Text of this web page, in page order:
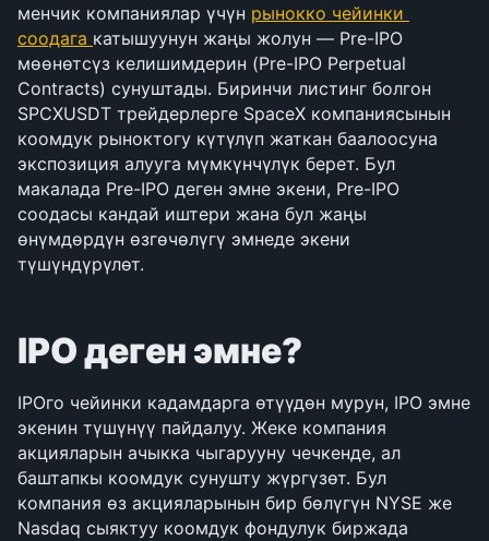
менчик компаниялар үчүн рынокко чейинки
соодага катышуунун жаңы жолун — Pre-IPO
мөөнөтсүз келишимдерин (Pre-IPO Perpetual
Contracts) сунуштады. Биринчи листинг болгон
SPCXUSDT трейдерлерге SpaceX компаниясынын
коомдук рыноктогу күтүлүп жаткан баалоосуна
экспозиция алууга мүмкүнчүлүк берет. Бул
макалада Pre-IPO деген эмне экени, Pre-IPO
соодасы кандай иштери жана бул жаңы
өнүмдөрдүн өзгөчөлүгү эмнеде экени
түшүндүрүлөт.
IPO деген эмне?
IPOго чейинки кадамдарга өтүүдөн мурун, IPO эмне
экенин түшүнүү пайдалуу. Жеке компания
акцияларын ачыкка чыгарууну чечкенде, ал
баштапкы коомдук сунушту жүргүзөт. Бул
компания өз акцияларынын бир бөлүгүн NYSE же
Nasdaq сыяктуу коомдук фондулук биржада